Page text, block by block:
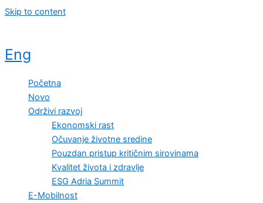
Skip to content
Eng
Početna
Novo
Održivi razvoj
Ekonomski rast
Očuvanje životne sredine
Pouzdan pristup kritičnim sirovinama
Kvalitet života i zdravlje
ESG Adria Summit
E-Mobilnost